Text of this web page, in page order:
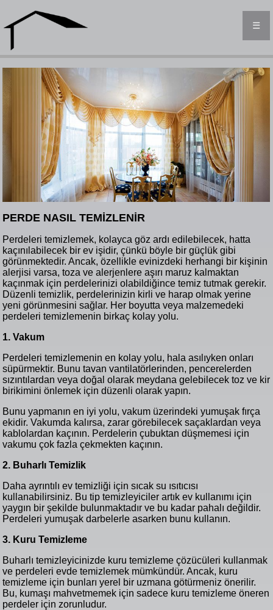
☰
PERDE NASIL TEMİZLENİR
Perdeleri temizlemek, kolayca göz ardı edilebilecek, hatta
kaçınılabilecek bir ev işidir, çünkü böyle bir güçlük gibi
görünmektedir. Ancak, özellikle evinizdeki herhangi bir kişinin
alerjisi varsa, toza ve alerjenlere aşırı maruz kalmaktan
kaçınmak için perdelerinizi olabildiğince temiz tutmak gerekir.
Düzenli temizlik, perdelerinizin kirli ve harap olmak yerine
yeni görünmesini sağlar. Her boyutta veya malzemedeki
perdeleri temizlemenin birkaç kolay yolu.
1. Vakum
Perdeleri temizlemenin en kolay yolu, hala asılıyken onları
süpürmektir. Bunu tavan vantilatörlerinden, pencerelerden
sızıntılardan veya doğal olarak meydana gelebilecek toz ve kir
birikimini önlemek için düzenli olarak yapın.
Bunu yapmanın en iyi yolu, vakum üzerindeki yumuşak fırça
ekidir. Vakumda kalırsa, zarar görebilecek saçaklardan veya
kablolardan kaçının. Perdelerin çubuktan düşmemesi için
vakumu çok fazla çekmekten kaçının.
2. Buharlı Temizlik
Daha ayrıntılı ev temizliği için sıcak su ısıtıcısı
kullanabilirsiniz. Bu tip temizleyiciler artık ev kullanımı için
yaygın bir şekilde bulunmaktadır ve bu kadar pahalı değildir.
Perdeleri yumuşak darbelerle asarken bunu kullanın.
3. Kuru Temizleme
Buharlı temizleyicinizde kuru temizleme çözücüleri kullanmak
ve perdeleri evde temizlemek mümkündür. Ancak, kuru
temizleme için bunları yerel bir uzmana götürmeniz önerilir.
Bu, kumaşı mahvetmemek için sadece kuru temizleme öneren
perdeler için zorunludur.